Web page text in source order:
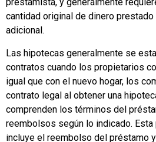
prestamista, y generalmente
cantidad original de dinero
adicional.
Las hipotecas generalmente se
contratos cuando los propietarios
igual que con el nuevo hogar, los
contrato legal al obtener una
comprenden los términos del
reembolsos según lo indicado. Esta
incluye el reembolso del préstamo